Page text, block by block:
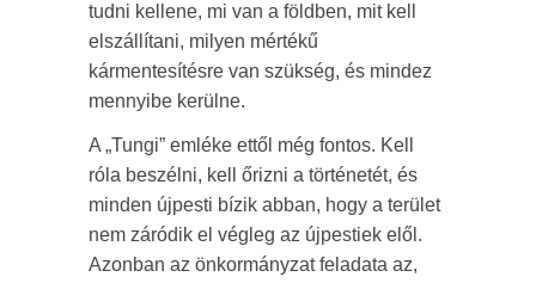
tudni kellene, mi van a földben, mit kell
elszállítani, milyen mértékű
kármentesítésre van szükség, és mindez
mennyibe kerülne.
A „Tungi” emléke ettől még fontos. Kell
róla beszélni, kell őrizni a történetét, és
minden újpesti bízik abban, hogy a terület
nem záródik el végleg az újpestiek elől.
Azonban az önkormányzat feladata az,